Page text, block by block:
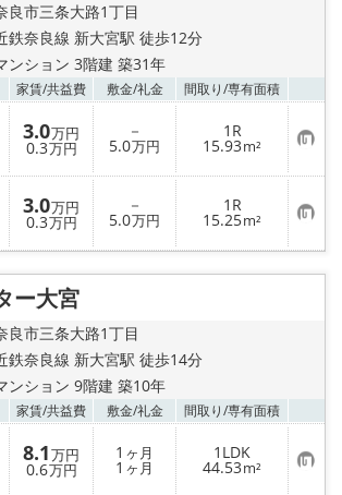
良市三条大路1丁目
鉄奈良線 新大宮駅 徒歩12分
ンション 3階建 築31年
家賃/共益費 敷金/礼金 間取り/専有面積
3.0万円
0.3万円
－
5.0万円
1R
15.93m² お
気
に
入
り
登
録
3.0万円
0.3万円
－
5.0万円
1R
15.25m² お
気
に
り
ー大宮
良市三条大路1丁目
鉄奈良線 新大宮駅 徒歩14分
ンション 9階建 築10年
家賃/共益費 敷金/礼金 間取り/専有面積
8.1万円
0.6万円
1 ヶ月
1 ヶ月
1LDK
44.53m² お
気